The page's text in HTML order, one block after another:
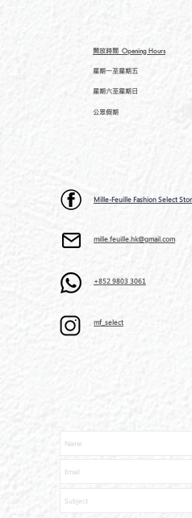
開放時間 Opening Hours
星期一至星期五
星期六至星期日
公眾假期
Mille-Feuille Fashion Select
mille.feuille.hk@gmail.com
+852 9803 3061
mf_select